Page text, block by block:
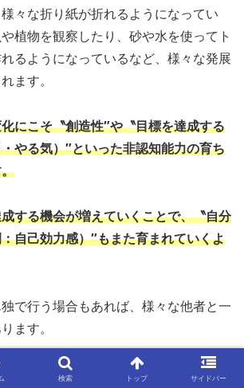
々な折り紙が折れるようになってい
植物を観察したり、砂や水を使ってト
るようになっているなど、様々な発展
ます。
にこそ〝創造性″や〝目標を達成する
やる気）″といった非認知能力の育ち
する機会が増えていくことで、〝自分
自己効力感）″もまた育まれていくよ
で行う場合もあれば、様々な他者と一
ます。
の関わりを通して、〝他人とつきあう力
検索 トップ サイドバー